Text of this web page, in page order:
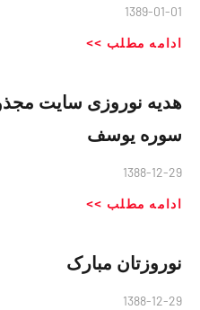
1389-01-01
ادامه مطلب >>
هدیه نوروزی سایت
سوره يوسف
1388-12-29
ادامه مطلب >>
نوروزتان مبارک
1388-12-29